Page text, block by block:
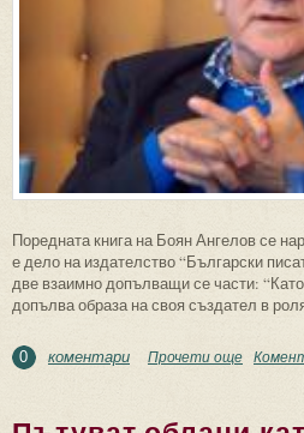
Поредната книга на Боян Ангелов се
е дело на издателство “Български
две взаимно допълващи се части:
допълва образа на своя създател в
0 коментари Прочети още about